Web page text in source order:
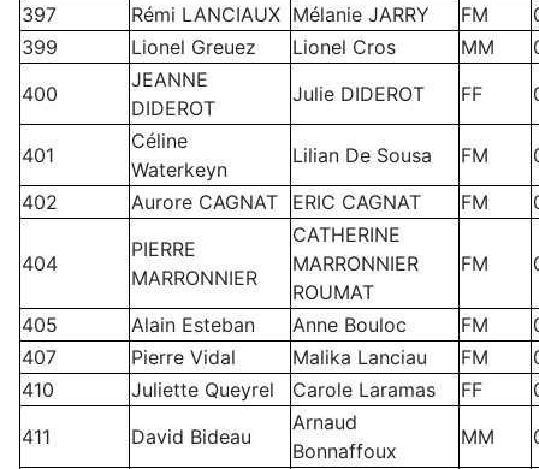
397
Rémi LANCIAUX Mélanie JARRY FM
399
Lionel Greuez Lionel Cros MM
400
JEANNE
DIDEROT
Julie DIDEROT FF
401
Céline
Waterkeyn
Lilian De Sousa FM
402
Aurore CAGNAT ERIC CAGNAT FM
404
PIERRE
MARRONNIER
CATHERINE
MARRONNIER
ROUMAT
FM
405 Alain Esteban Anne Bouloc FM
407
Pierre Vidal Malika Lanciau FM
410
Juliette Queyrel Carole Laramas FF
411
David Bideau
Arnaud
Bonnaffoux
MM